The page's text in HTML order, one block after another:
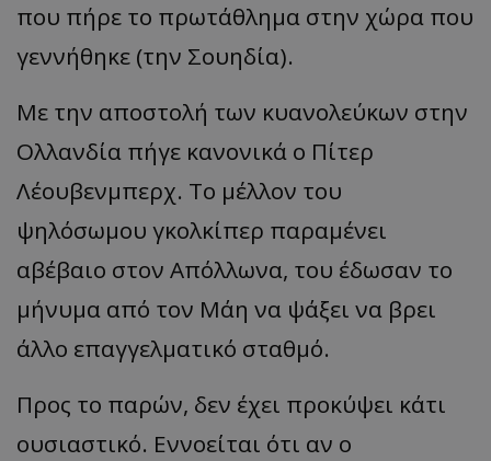
που πήρε το πρωτάθλημα στην χώρα που
γεννήθηκε (την Σουηδία).
Με την αποστολή των κυανολεύκων στην
Ολλανδία πήγε κανονικά ο Πίτερ
Λέουβενμπερχ. Το μέλλον του
ψηλόσωμου γκολκίπερ παραμένει
αβέβαιο στον Απόλλωνα, του έδωσαν το
μήνυμα από τον Μάη να ψάξει να βρει
άλλο επαγγελματικό σταθμό.
Προς το παρών, δεν έχει προκύψει κάτι
ουσιαστικό. Εννοείται ότι αν ο